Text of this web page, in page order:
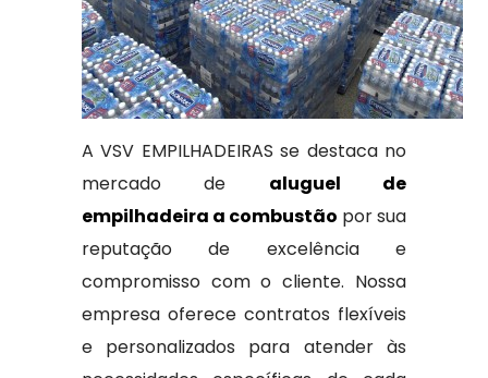
A VSV EMPILHADEIRAS se destaca no
mercado de aluguel de
empilhadeira a combustão por sua
reputação de excelência e
compromisso com o cliente. Nossa
empresa oferece contratos flexíveis
e personalizados para atender às